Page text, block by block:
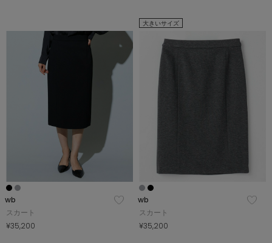
wb
スカート
¥35,200
大きいサイズ
wb
スカート
¥35,200